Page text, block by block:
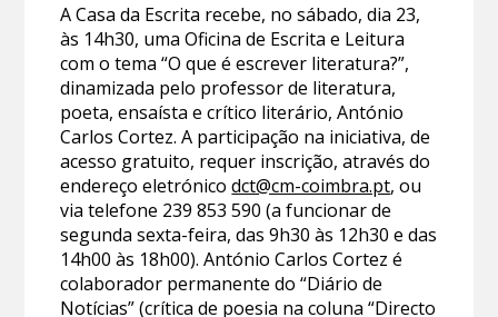
A Casa da Escrita recebe, no sábado, dia 23,
às 14h30, uma Oficina de Escrita e Leitura
com o tema “O que é escrever literatura?”,
dinamizada pelo professor de literatura,
poeta, ensaísta e crítico literário, António
Carlos Cortez. A participação na iniciativa, de
acesso gratuito, requer inscrição, através do
endereço eletrónicodct@cm-coimbra.pt, ou
via telefone 239 853 590 (a funcionar de
segunda sexta-feira, das 9h30 às 12h30 e das
14h00 às 18h00). António Carlos Cortez é
colaborador permanente do “Diário de
Notícias” (crítica de poesia na coluna “Directo